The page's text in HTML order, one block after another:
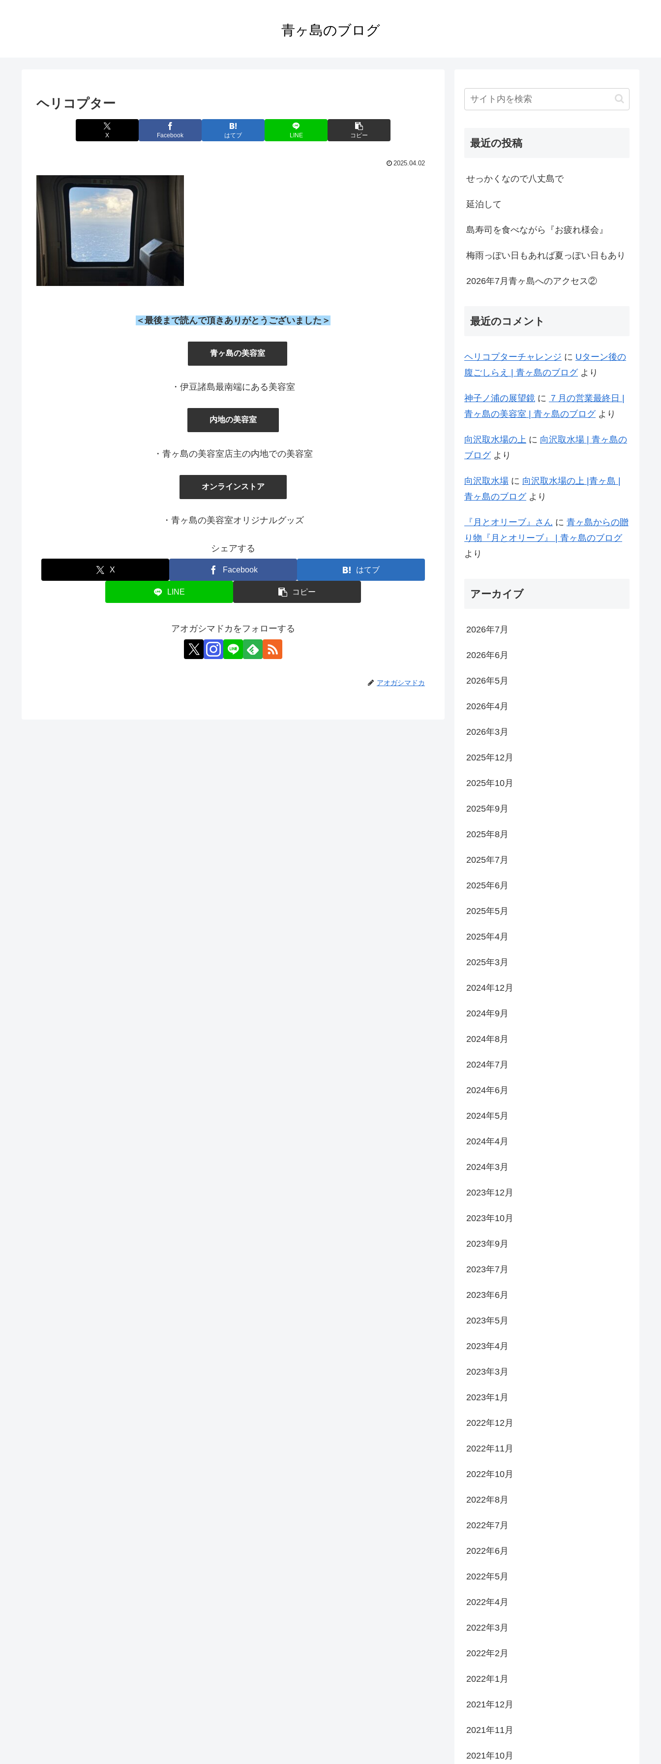
青ヶ島のブログ
ヘリコプター
X Facebook はてブ LINE コピー
2025.04.02
＜最後まで読んで頂きありがとうございました＞
青ヶ島の美容室
・伊豆諸島最南端にある美容室
内地の美容室
・青ヶ島の美容室店主の内地での美容室
オンラインストア
・青ヶ島の美容室オリジナルグッズ
シェアする
X Facebook はてブ
LINE コピー
アオガシマドカをフォローする
アオガシマドカ
最近の投稿
せっかくなので八丈島で
延泊して
島寿司を食べながら『お疲れ様会』
梅雨っぽい日もあれば夏っぽい日もあり
2026年7月青ヶ島へのアクセス②
最近のコメント
ヘリコプターチャレンジ に Uターン後の
腹ごしらえ | 青ヶ島のブログより
神子ノ浦の展望鏡 に ７月の営業最終日 |
青ヶ島の美容室 | 青ヶ島のブログより
向沢取水場の上 に 向沢取水場 | 青ヶ島の
ブログより
向沢取水場 に 向沢取水場の上 |青ヶ島 |
青ヶ島のブログより
『月とオリーブ』さん に 青ヶ島からの贈
り物『月とオリーブ』 | 青ヶ島のブログ
より
アーカイブ
2026年7月
2026年6月
2026年5月
2026年4月
2026年3月
2025年12月
2025年10月
2025年9月
2025年8月
2025年7月
2025年6月
2025年5月
2025年4月
2025年3月
2024年12月
2024年9月
2024年8月
2024年7月
2024年6月
2024年5月
2024年4月
2024年3月
2023年12月
2023年10月
2023年9月
2023年7月
2023年6月
2023年5月
2023年4月
2023年3月
2023年1月
2022年12月
2022年11月
2022年10月
2022年8月
2022年7月
2022年6月
2022年5月
2022年4月
2022年3月
2022年2月
2022年1月
2021年12月
2021年11月
2021年10月